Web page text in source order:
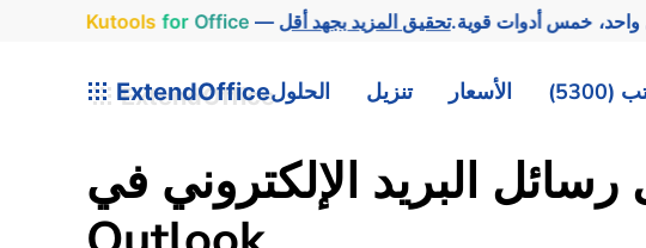
Kutools for Office واحد، خمس أدوات قوية.
ExtendOfficeالحلول تنزيل الأسعار
البريد الإلكتروني في